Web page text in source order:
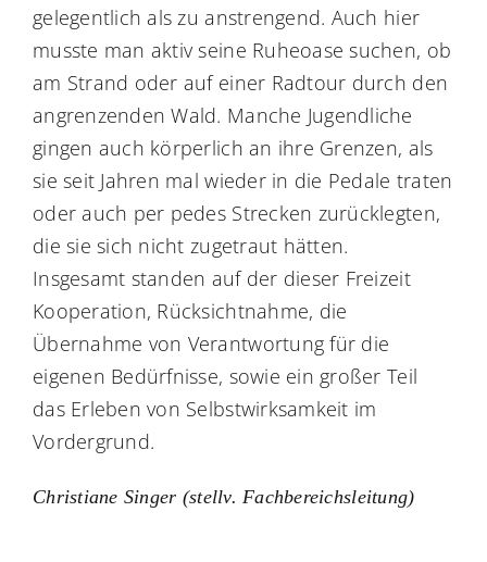
gelegentlich als zu anstrengend. Auch hier
musste man aktiv seine Ruheoase suchen, ob
am Strand oder auf einer Radtour durch den
angrenzenden Wald. Manche Jugendliche
gingen auch körperlich an ihre Grenzen, als
sie seit Jahren mal wieder in die Pedale traten
oder auch per pedes Strecken zurücklegten,
die sie sich nicht zugetraut hätten.
Insgesamt standen auf der dieser Freizeit
Kooperation, Rücksichtnahme, die
Übernahme von Verantwortung für die
eigenen Bedürfnisse, sowie ein großer Teil
das Erleben von Selbstwirksamkeit im
Vordergrund.
Christiane Singer (stellv. Fachbereichsleitung)